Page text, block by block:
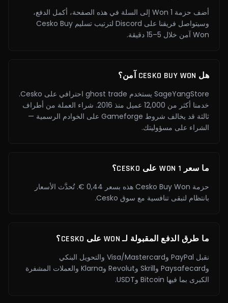
أضف حزمة 1 Won إلى السلة في هذه الصفحة، أكمل الدفع،
وسيتواصل فريقنا على Discord لترتيب تسليم Cesko Buy
Won آمن خلال 5–15 دقيقة.
هل CESKO BUY WON آمن؟
SageYangStore يستخدم ghost trade احترافي على Cesko.
خدمنا أكثر من 12,000 عميل منذ 2016. شراء العملة من أطراف
ثالثة قد يخالف شروط Gameforge على الخوادم الرسمية —
الشراء على مسؤوليتك.
ما سعر 1 WON على CESKO؟
حزمة Cesko Buy Won هذه بسعر 0,44 €. تُحدَّث الأسعار
بانتظام لتبقى تنافسية مع سوق Cesko.
ما طرق الدفع المقبولة لـ WON على CESKO؟
نقبل PayPal وVisa/Mastercard والتحويل البنكي
وPaysafecard وSkrill وRevolut وKlarna والعملات المشفرة
الكبرى بما فيها Bitcoin وUSDT.